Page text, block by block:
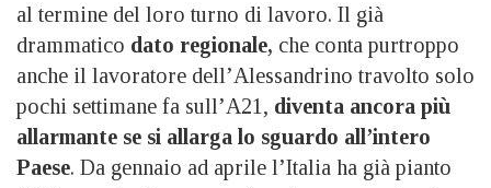
al termine del loro turno di lavoro. Il già
drammatico dato regionale, che conta purtroppo
anche il lavoratore dell’Alessandrino travolto solo
pochi settimane fa sull’A21, diventa ancora più
allarmante se si allarga lo sguardo all’intero
Paese. Da gennaio ad aprile l’Italia ha già pianto